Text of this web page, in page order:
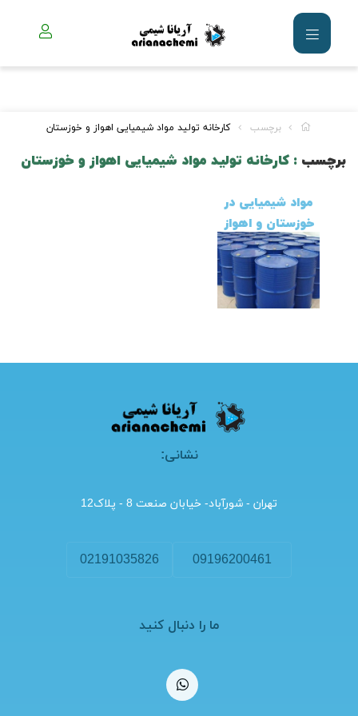
برچسب کارخانه تولید مواد شیمیایی اهواز و خوزستان
برچسب : کارخانه تولید مواد شیمیایی اهواز و خوزستان
مواد شیمیایی در
خوزستان و اهواز
(مطلب)
نشانی:
تهران - شورآباد- خیابان صنعت 8 - پلاک12
09196200461
02191035826
ما را دنبال کنید